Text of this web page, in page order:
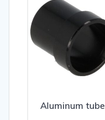
Aluminum tube